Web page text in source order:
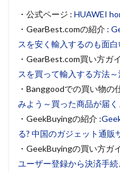
・公式ページ : HUAWEI
・GearBest.comの紹介 :
スを安く輸入するのも面白
・GearBest.com買い方ガ
スを買って輸入する方法
・Banggoodでの買い物の
みよう～買った商品が届
・GeekBuyingの紹介 :
る? 中国のガジェット通
・GeekBuyingの買い方ガ
ユーザー登録から決済手